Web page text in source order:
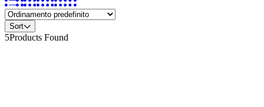
Sort
5Products Found